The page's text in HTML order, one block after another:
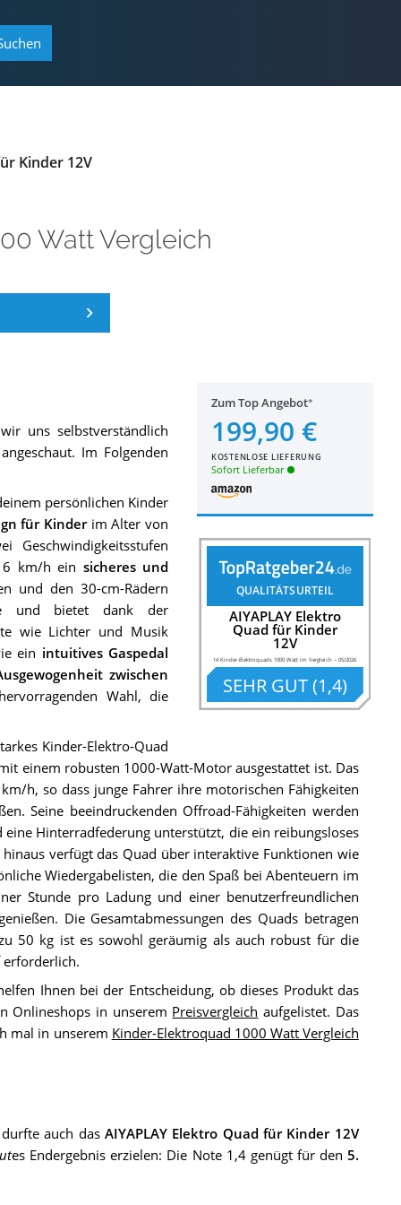
Kinder 12V
Watt Vergleich
Zum Top Angebot
199,90 €
KOSTENLOSE LIEFERUNG
Sofort Lieferbar
QUALITÄTSURTEIL
AIYAPLAY Elektro
Quad für Kinder
12V
14 Kinder-Elektroquads 1000 Watt im Vergleich –05/2026
SEHR GUT(1,4)
uns selbstverständlich
Im Folgenden
persönlichen Kinder
für Kinderim Alter von
6 km/h ein sicheres und
und den 30-cm-Rädern
und bietet dank der
wie Lichter und Musik
ein intuitives Gaspedal
zwischen
Wahl, die
Kinder-Elektro-Quad
einem robusten 1000-Watt-Motor ausgestattet ist. Das
h, so dass junge Fahrer ihre motorischen Fähigkeiten
Seine beeindruckenden Offroad-Fähigkeiten werden
Hinterradfederung unterstützt, die ein reibungsloses
verfügt das Quad über interaktive Funktionen wie
Wiedergabelisten, die den Spaß bei Abenteuern im
Stunde pro Ladung und einer benutzerfreundlichen
Die Gesamtabmessungen des Quads betragen
50 kg ist es sowohl geräumig als auch robust für die
erforderlich.
Ihnen bei der Entscheidung, ob dieses Produkt das
Onlineshops in unserem Preisvergleich aufgelistet. Das
mal in unserem Kinder-Elektroquad 1000 Watt Vergleich
durfte auch dasAIYAPLAY Elektro Quad für Kinder 12V
es Endergebnis erzielen: Die Note 1,4 genügt für den 5.